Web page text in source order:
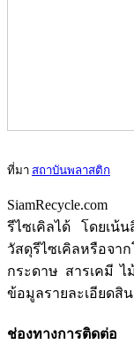
ที่มา สถาบันพลาสติก
รีไซเคิลได้ โดยเน้
วัสดุรีไซเคิลหรือจา
กระดาษ สารเคมี ไ
ข้อมูลรายละเอียดสิ
ช่องทางการติดต่อ